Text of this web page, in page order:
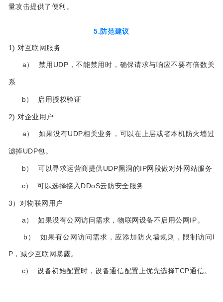
量攻击提供了便利。
5.防范建议
1) 对互联网服务
a） 禁用UDP，不能禁用时，确保请求与响应不要有倍数关
系
b） 启用授权验证
2) 对企业用户
a） 如果没有UDP相关业务，可以在上层或者本机防火墙过
滤掉UDP包。
b）可以寻求运营商提供UDP黑洞的IP网段做对外网站服务
c）可以选择接入DDoS云防安全服务
3）对物联网用户
a） 如果没有公网访问需求，物联网设备不启用公网IP。
b） 如果有公网访问需求，应添加防火墙规则，限制访问I
P，减少互联网暴露。
c） 设备初始配置时，设备通信配置上优先选择TCP通信。